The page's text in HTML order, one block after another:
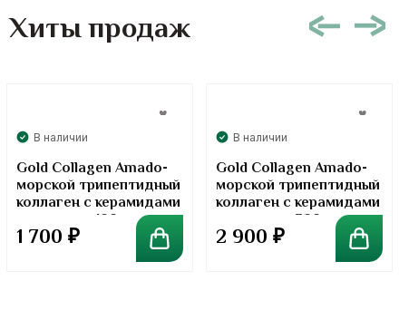
Хиты продаж
В наличии
Gold Collagen Amado-
морской трипептидный
коллаген с керамидами
в порошке. 100 грамм
1 700 ₽
В наличии
Gold Collagen Amado-
морской трипептидный
коллаген с керамидами
в порошке. 300 грамм
2 900 ₽